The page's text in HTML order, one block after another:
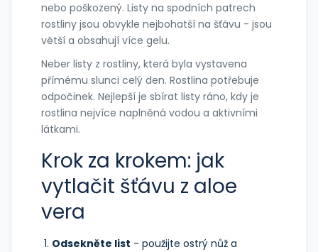
nebo poškozený. Listy na spodních patrech
rostliny jsou obvykle nejbohatší na šťávu - jsou
větší a obsahují více gelu.
Neber listy z rostliny, která byla vystavena
přímému slunci celý den. Rostlina potřebuje
odpočinek. Nejlepší je sbírat listy ráno, kdy je
rostlina nejvíce naplněná vodou a aktivními
látkami.
Krok za krokem: jak
vytlačit šťávu z aloe
vera
Odsekněte list - použijte ostrý nůž a